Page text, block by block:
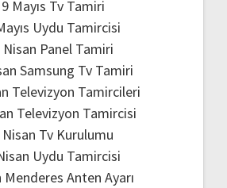
Mayıs Tv Tamiri
Uydu Tamircisi
Nisan Panel Tamiri
Samsung Tv Tamiri
Televizyon Tamircileri
Televizyon Tamircisi
Nisan Tv Kurulumu
Uydu Tamircisi
Menderes Anten Ayarı